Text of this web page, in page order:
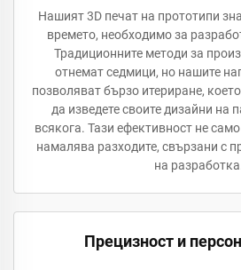
Нашият 3D печат на прототипи
времето, необходимо за
Традиционните методи за
отнемат седмици, но нашите
позволяват бързо итериране,
да изведете своите дизайни на
всякога. Тази ефективност не
намалява разходите, свързани с
на разработка.
Прецизност и